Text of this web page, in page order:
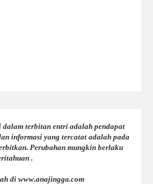
dalam terbitan entri adalah pendapat
informasi yang tercatat adalah pada
Perubahan mungkin berlaku
.
di www.anajingga.com